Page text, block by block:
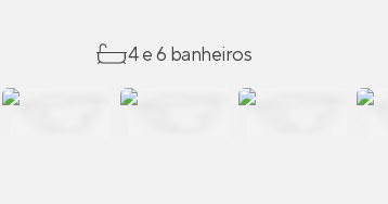
4 e 6 banheiros